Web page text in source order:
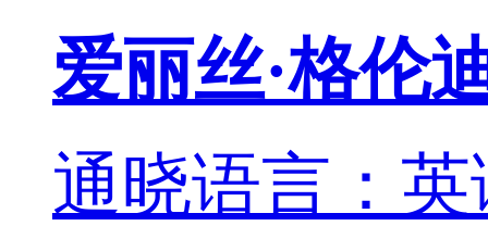
爱丽丝·格伦
通晓语言：英